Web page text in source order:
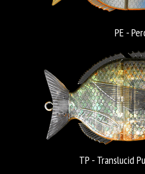
PE -
TP - Translucid